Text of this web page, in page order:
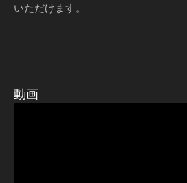
いただけます。
動画